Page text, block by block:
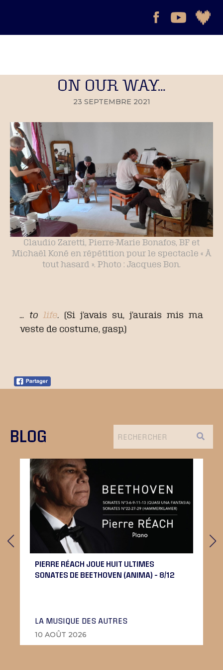
ON OUR WAY…
23 SEPTEMBRE 2021
Claudio Zaretti, Pierre-Marie Bonafos, BF et
Michaël Koné en répétition pour le spectacle « À
tout hasard ». Photo : Jacques Bon.
… to life
(Si j’avais su, j’aurais mis ma
veste de costume, gasp.)
BLOG
PIERRE RÉACH JOUE HUIT ULTIMES
SONATES DE BEETHOVEN (ANIMA) – 8/12
LA MUSIQUE DES AUTRES
10 AOÛT 2026